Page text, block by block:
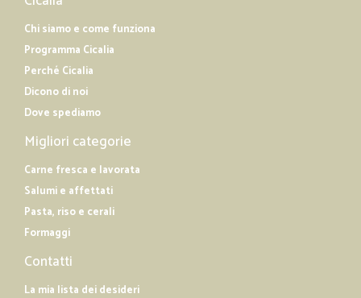
Chi siamo e come funziona
Programma Cicalia
Perché Cicalia
Dicono di noi
Dove spediamo
Migliori categorie
Carne fresca e lavorata
Salumi e affettati
Pasta, riso e cerali
Formaggi
Contatti
La mia lista dei desideri